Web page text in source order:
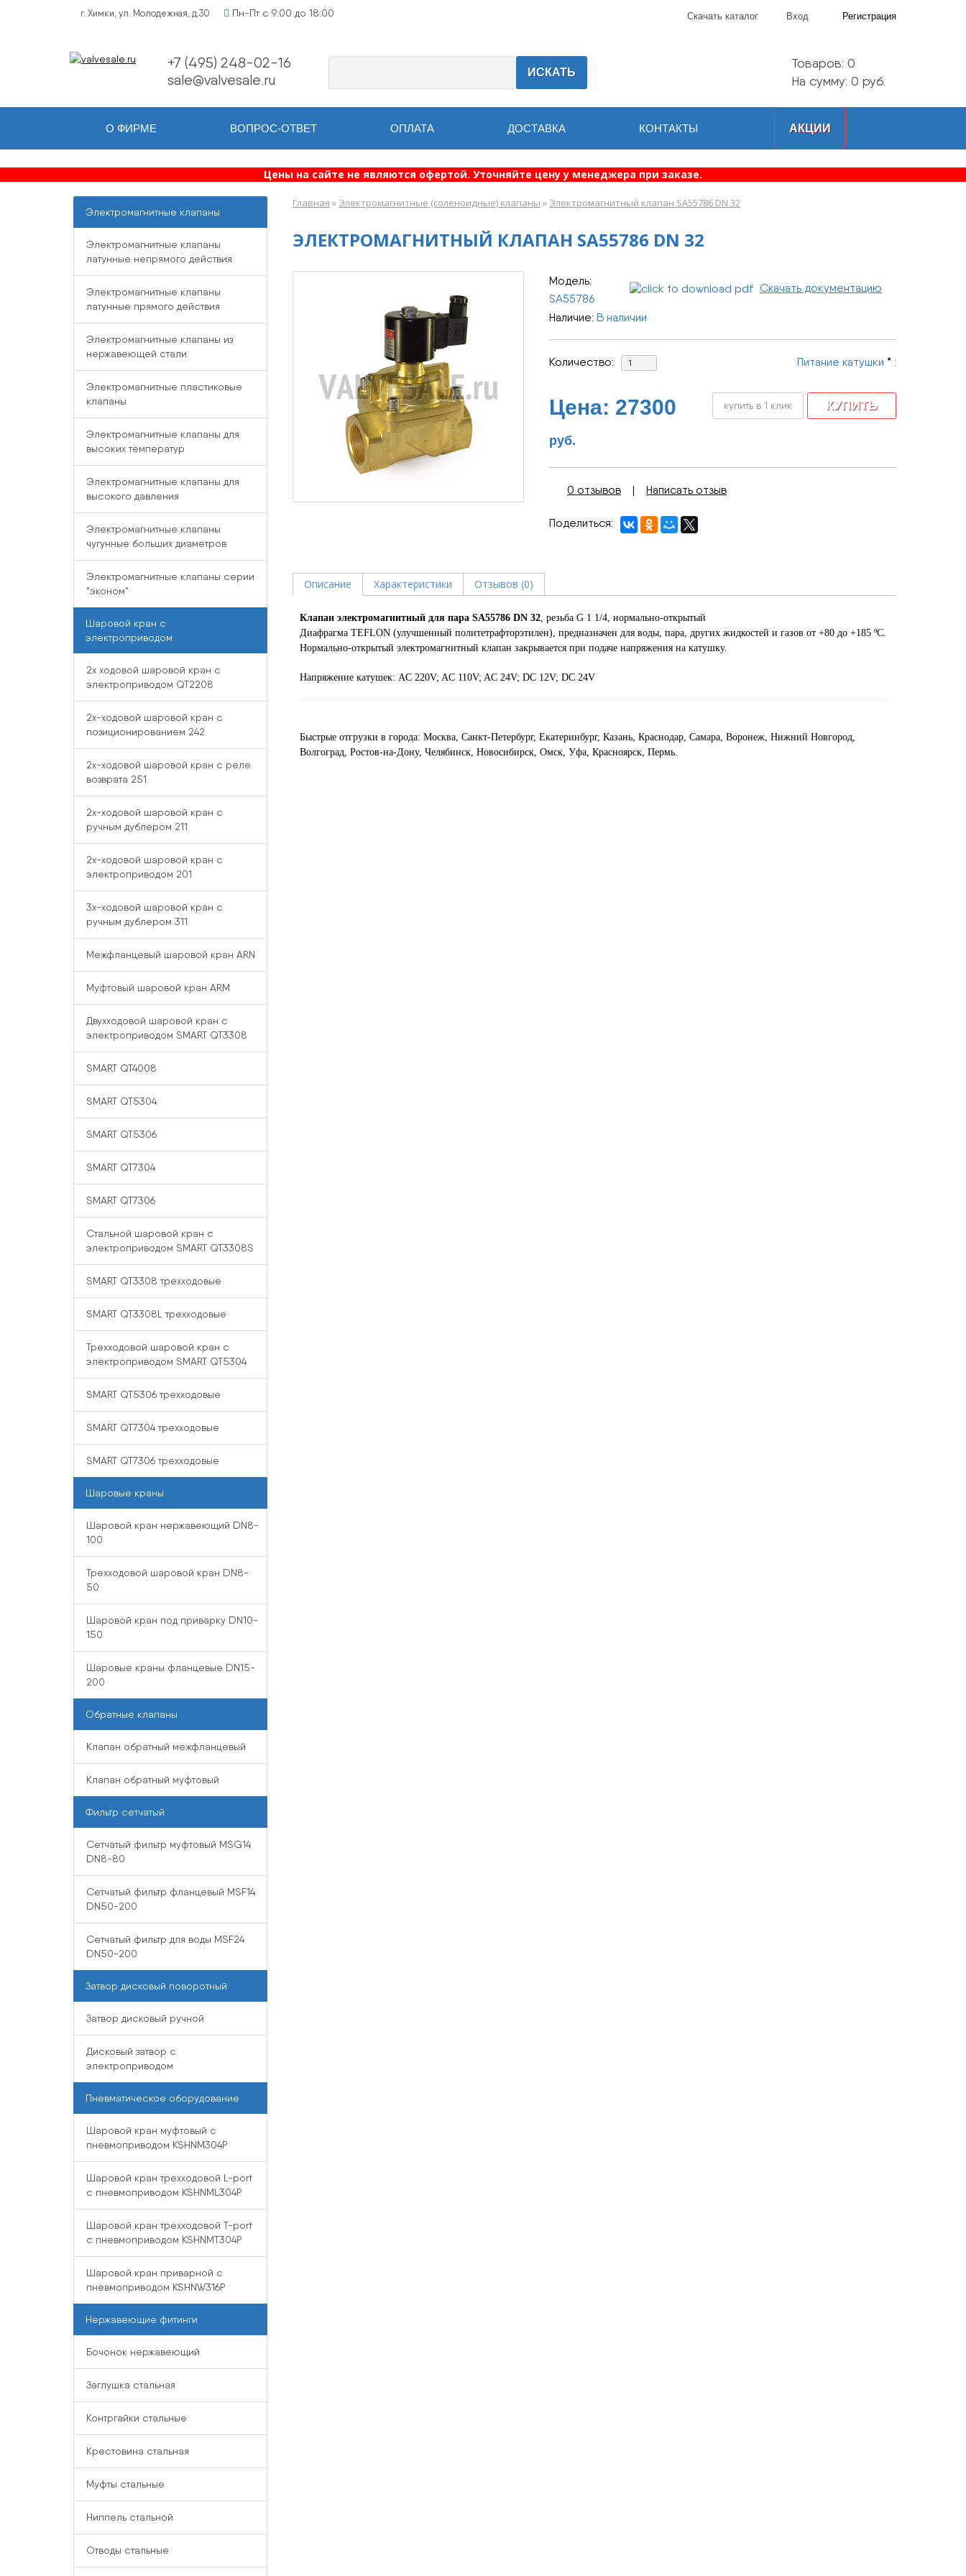
г. Химки, ул. Молодежная, д.30 Пн-Пт с 9:00 до 18:00 Скачать каталог Вход Регистрация
+7 (495) 248-02-16
sale@valvesale.ru
ИСКАТЬ
Товаров: 0
На сумму: 0 руб.
О ФИРМЕ ВОПРОС-ОТВЕТ ОПЛАТА ДОСТАВКА КОНТАКТЫ АКЦИИ
Цены на сайте не являются офертой. Уточняйте цену у менеджера при заказе.
Главная » Электромагнитные (соленоидные) клапаны » Электромагнитный клапан SA55786 DN 32
ЭЛЕКТРОМАГНИТНЫЙ КЛАПАН SA55786 DN 32
Скачать документацию
Модель:
SA55786
Наличие: В наличии
Питание катушки * :
Количество:
купить в 1 клик
Цена: 27300
руб.
0 отзывов | Написать отзыв
Поделиться
Описание Характеристики Отзывов (0)
Клапан электромагнитный для пара SA55786 DN 32, резьба G 1 1/4, нормально-открытый
Диафрагма TEFLON (улучшенный политетрафторэтилен), предназначен для воды, пара, других жидкостей и газов от +80 до +185 ºС.
Нормально-открытый электромагнитный клапан закрывается при подаче напряжения на катушку.
Напряжение катушек: AC 220V; AC 110V; AC 24V; DC 12V; DC 24V
Быстрые отгрузки в города: Москва, Санкт-Петербург, Екатеринбург, Казань, Краснодар, Самара, Воронеж, Нижний Новгород,
Волгоград, Ростов-на-Дону, Челябинск, Новосибирск, Омск, Уфа, Красноярск, Пермь.
Электромагнитные клапаны
Электромагнитные клапаны
латунные непрямого действия
Электромагнитные клапаны
латунные прямого действия
Электромагнитные клапаны из
нержавеющей стали
Электромагнитные пластиковые
клапаны
Электромагнитные клапаны для
высоких температур
Электромагнитные клапаны для
высокого давления
Электромагнитные клапаны
чугунные больших диаметров
Электромагнитные клапаны серии
"эконом"
Шаровой кран с
электроприводом
2x ходовой шаровой кран с
электроприводом QT2208
2x-ходовой шаровой кран с
позиционированием 242
2x-ходовой шаровой кран с реле
возврата 251
2x-ходовой шаровой кран с
ручным дублером 211
2x-ходовой шаровой кран с
электроприводом 201
3x-ходовой шаровой кран с
ручным дублером 311
Межфланцевый шаровой кран ARN
Муфтовый шаровой кран ARM
Двухходовой шаровой кран с
электроприводом SMART QT3308
SMART QT4008
SMART QT5304
SMART QT5306
SMART QT7304
SMART QT7306
Стальной шаровой кран с
электроприводом SMART QT3308S
SMART QT3308 трехходовые
SMART QT3308L трехходовые
Трехходовой шаровой кран с
электроприводом SMART QT5304
SMART QT5306 трехходовые
SMART QT7304 трехходовые
SMART QT7306 трехходовые
Шаровые краны
Шаровой кран нержавеющий DN8-
100
Трехходовой шаровой кран DN8-
50
Шаровой кран под приварку DN10-
150
Шаровые краны фланцевые DN15-
200
Обратные клапаны
Клапан обратный межфланцевый
Клапан обратный муфтовый
Фильтр сетчатый
Сетчатый фильтр муфтовый MSG14
DN8-80
Сетчатый фильтр фланцевый MSF14
DN50-200
Сетчатый фильтр для воды MSF24
DN50-200
Затвор дисковый поворотный
Затвор дисковый ручной
Дисковый затвор с
электроприводом
Пневматическое оборудование
Шаровой кран муфтовый с
пневмоприводом KSHNM304P
Шаровой кран трехходовой L-port
с пневмоприводом KSHNML304P
Шаровой кран трехходовой T-port
с пневмоприводом KSHNMT304P
Шаровой кран приварной с
пневмоприводом KSHNW316P
Нержавеющие фитинги
Бочонок нержавеющий
Заглушка стальная
Контргайки стальные
Крестовина стальная
Муфты стальные
Ниппель стальной
Отводы стальные